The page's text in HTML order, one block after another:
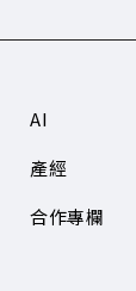
AI
產經
合作專欄